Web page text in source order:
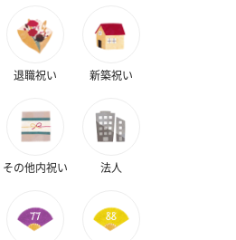
退職祝い 新築祝い
その他内祝い 法人